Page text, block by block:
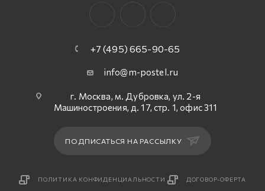
+7 (495) 665-90-65
info@m-postel.ru
г. Москва, м. Дубровка, ул. 2-я
Машиностроения, д. 17, стр. 1, офис 311
ПОДПИСАТЬСЯ НА РАССЫЛКУ
ПОЛИТИКА КОНФИДЕНЦИАЛЬНОСТИ ДОГОВОР-ОФЕРТА